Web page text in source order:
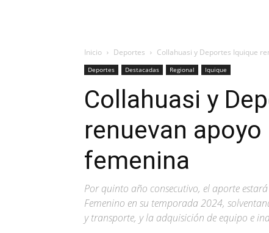
Inicio Deportes Collahuasi y Deportes Iquique
Deportes Destacadas Regional Iquique
Collahuasi y
renuevan
femenina
Por quinto año consecutivo, el aporte
Femenino en su temporada 2024,
y transporte, y la adquisición de equipo e